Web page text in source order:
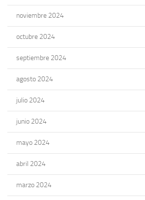
noviembre 2024
octubre 2024
septiembre 2024
agosto 2024
julio 2024
junio 2024
mayo 2024
abril 2024
marzo 2024